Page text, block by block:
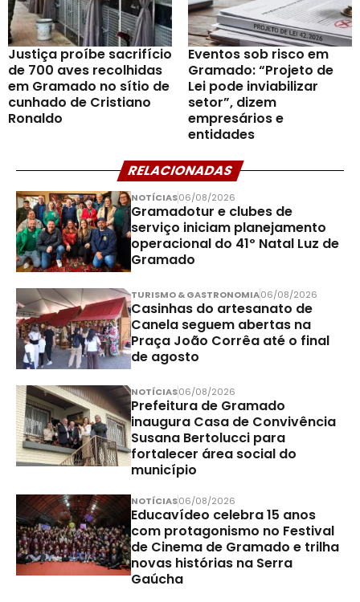
Justiça proíbe sacrifício
de 700 aves recolhidas
em Gramado no sítio de
cunhado de Cristiano
Ronaldo
Eventos sob risco em
Gramado: “Projeto de
Lei pode inviabilizar
setor”, dizem
empresários e
entidades
RELACIONADAS
NOTÍCIAS06/08/2026
Gramadotur e clubes de
serviço iniciam planejamento
operacional do 41º Natal Luz de
Gramado
TURISMO & GASTRONOMIA06/08/2026
Casinhas do artesanato de
Canela seguem abertas na
Praça João Corrêa até o final
de agosto
NOTÍCIAS06/08/2026
Prefeitura de Gramado
inaugura Casa de Convivência
Susana Bertolucci para
fortalecer área social do
município
NOTÍCIAS06/08/2026
Educavídeo celebra 15 anos
com protagonismo no Festival
de Cinema de Gramado e trilha
novas histórias na Serra
Gaúcha